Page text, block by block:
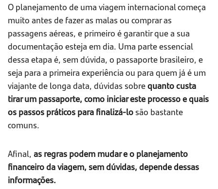
O planejamento de uma viagem internacional começa
muito antes de fazer as malas ou comprar as
passagens aéreas, e primeiro é garantir que a sua
documentação esteja em dia. Uma parte essencial
dessa etapa é, sem dúvida, o passaporte brasileiro, e
seja para a primeira experiência ou para quem já é um
viajante de longa data, dúvidas sobrequanto custa
tirar um passaporte, como iniciar este processo e quais
os passos práticos para finalizá-lo são bastante
comuns.
Afinal, as regras podem mudar e o planejamento
financeiro da viagem, sem dúvidas, depende dessas
informações.